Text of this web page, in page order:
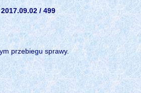
2017.09.02 / 499
przebiegu sprawy.